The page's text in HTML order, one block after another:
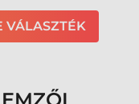
VÁLASZTÉK